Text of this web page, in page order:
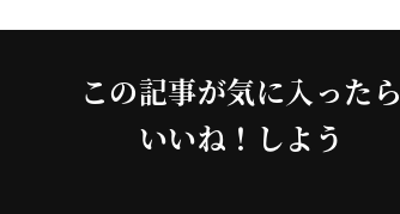
この記事が気に入ったら
いいね！しよう